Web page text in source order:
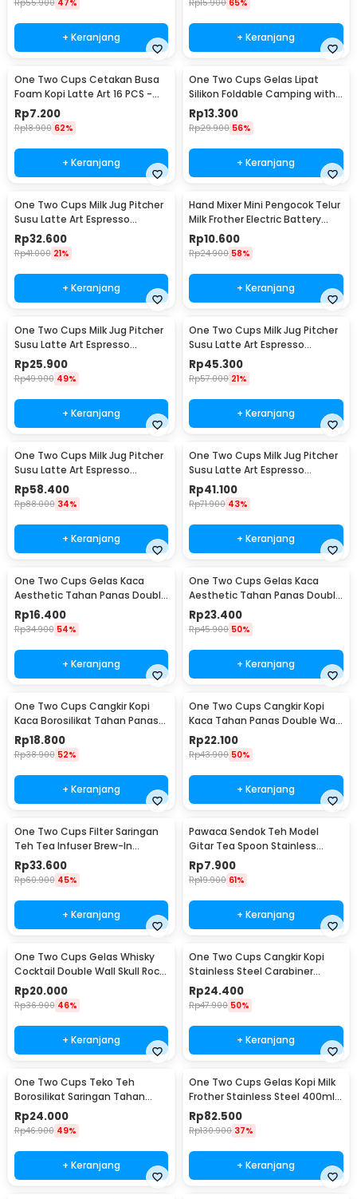
Rp55.900 47%
+ Keranjang
Rp15.900 65%
+ Keranjang
One Two Cups Cetakan Busa
Foam Kopi Latte Art 16 PCS -
JJYE01
Rp7.200
Rp18.900 62%
+ Keranjang
One Two Cups Gelas Lipat
Silikon Foldable Camping with
Strap 200ml - F120
Rp13.300
Rp29.900 56%
+ Keranjang
One Two Cups Milk Jug Pitcher
Susu Latte Art Espresso
Stainless Steel 350ml - J068
Rp32.600
Rp41.000 21%
+ Keranjang
Hand Mixer Mini Pengocok Telur
Milk Frother Electric Battery
Power - HMP16
Rp10.600
Rp24.900 58%
+ Keranjang
One Two Cups Milk Jug Pitcher
Susu Latte Art Espresso
Stainless Steel 150ml - J068
Rp25.900
Rp49.900 49%
+ Keranjang
One Two Cups Milk Jug Pitcher
Susu Latte Art Espresso
Stainless Steel 600ml - J068
Rp45.300
Rp57.000 21%
+ Keranjang
One Two Cups Milk Jug Pitcher
Susu Latte Art Espresso
Stainless Steel 900ml - J068
Rp58.400
Rp88.000 34%
+ Keranjang
One Two Cups Milk Jug Pitcher
Susu Latte Art Espresso
Stainless Steel 350ml - 10084
Rp41.100
Rp71.900 43%
+ Keranjang
One Two Cups Gelas Kaca
Aesthetic Tahan Panas Double
Wall Glass 250ml - PLY1704
Rp16.400
Rp34.900 54%
+ Keranjang
One Two Cups Gelas Kaca
Aesthetic Tahan Panas Double
Wall Glass 433ml - PLY1704
Rp23.400
Rp45.900 50%
+ Keranjang
One Two Cups Cangkir Kopi
Kaca Borosilikat Tahan Panas
Double Wall Cup 160ml
Rp18.800
Rp38.900 52%
+ Keranjang
One Two Cups Cangkir Kopi
Kaca Tahan Panas Double Wall
Cup 180ml - DOME240
Rp22.100
Rp43.900 50%
+ Keranjang
One Two Cups Filter Saringan
Teh Tea Infuser Brew-In
Stainless 201 - WLC36
Rp33.600
Rp60.900 45%
+ Keranjang
Pawaca Sendok Teh Model
Gitar Tea Spoon Stainless
Steel 304 12cm - RR-09
Rp7.900
Rp19.900 61%
+ Keranjang
One Two Cups Gelas Whisky
Cocktail Double Wall Skull Rock
Glass 150ml - SG-02
Rp20.000
Rp36.900 46%
+ Keranjang
One Two Cups Cangkir Kopi
Stainless Steel Carabiner
Camping Cup 220ml - C125
Rp24.400
Rp47.900 50%
+ Keranjang
One Two Cups Teko Teh
Borosilikat Saringan Tahan
Panas Teapot 500ml - TP-757
Rp24.000
Rp46.900 49%
+ Keranjang
One Two Cups Gelas Kopi Milk
Frother Stainless Steel 400ml -
WZ0011
Rp82.500
Rp130.900 37%
+ Keranjang